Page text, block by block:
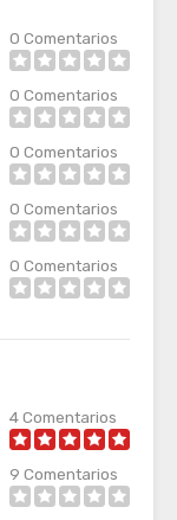
0 Comentarios
0 Comentarios
0 Comentarios
0 Comentarios
0 Comentarios
4Comentarios
9 Comentarios